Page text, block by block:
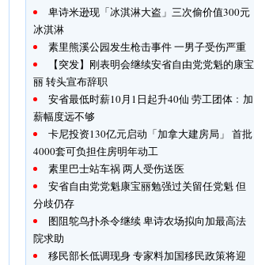
卑诗米逊现「冰淇淋大盗」三次偷价值300元
冰淇淋
素里熊溪公园发生枪击事件 一男子受伤严重
【突发】刚表明会继续安省自由党党魁的康宝
丽 转头宣布辞职
安省最低时薪10月1日起升40仙 劳工团体﹕加
薪幅度远不够
卡尼投资130亿元启动「加拿大建房局」 首批
4000套可负担住房明年动工
素里巴士站车祸 两人受伤送医
安省自由党党魁康宝丽勉强过关留任党魁 但
分歧仍存
图阻鸵鸟扑杀令继续 卑诗农场拟向加最高法
院求助
移民部长低调现身 专家料加国移民政策将迎